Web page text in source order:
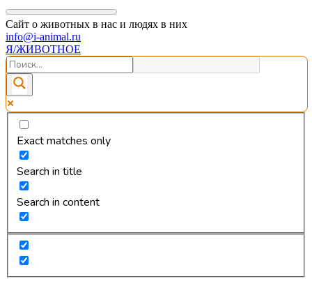
Сайт о животных в нас и людях в них
info@i-animal.ru
Я/ЖИВОТНОЕ
Exact matches only
Search in title
Search in content